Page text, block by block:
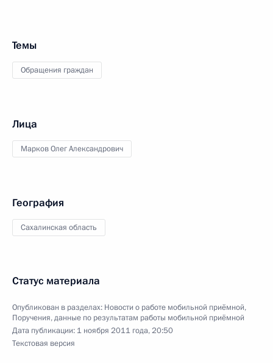
Темы
Обращения граждан
Лица
Марков Олег Александрович
География
Сахалинская область
Статус материала
Опубликован в разделах: Новости о работе мобильной приёмной,
Поручения, данные по результатам работы мобильной приёмной
Дата публикации: 1 ноября 2011 года, 20:50
Текстовая версия